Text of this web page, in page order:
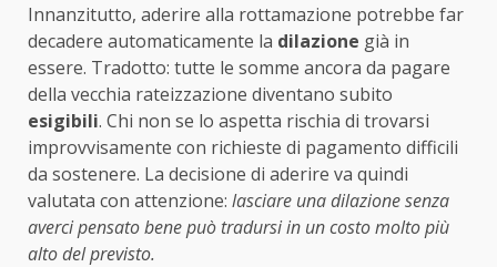
Innanzitutto, aderire alla rottamazione potrebbe far
decadere automaticamente la dilazione già in
essere. Tradotto: tutte le somme ancora da pagare
della vecchia rateizzazione diventano subito
esigibili. Chi non se lo aspetta rischia di trovarsi
improvvisamente con richieste di pagamento difficili
da sostenere. La decisione di aderire va quindi
valutata con attenzione: lasciare una dilazione senza
averci pensato bene può tradursi in un costo molto più
alto del previsto.